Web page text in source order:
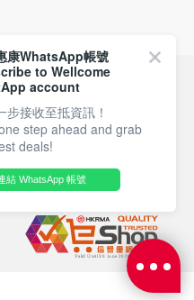
付款方式
關注我們
康WhatsApp帳號
to Wellcome
account
步接收至抵資訊！
step ahead and grab
deals!
結 WhatsApp 帳號